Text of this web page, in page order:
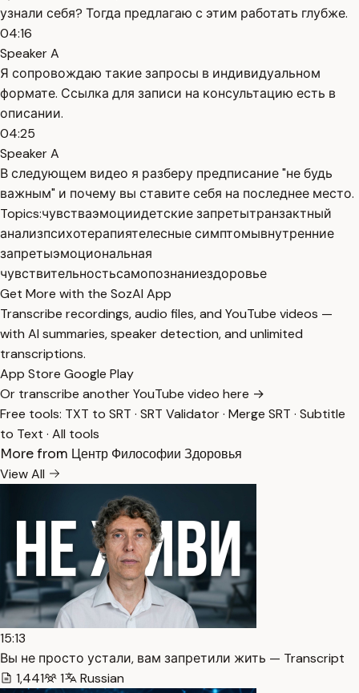
узнали себя? Тогда предлагаю с этим работать глубже.
04:16
Speaker A
Я сопровождаю такие запросы в индивидуальном
формате. Ссылка для записи на консультацию есть в
описании.
04:25
Speaker A
В следующем видео я разберу предписание "не будь
важным" и почему вы ставите себя на последнее место.
Topics:чувстваэмоциидетские запретытранзактный
анализпсихотерапиятелесные симптомывнутренние
запретыэмоциональная
чувствительностьсамопознаниездоровье
Get More with the SozAI App
Transcribe recordings, audio files, and YouTube videos —
with AI summaries, speaker detection, and unlimited
transcriptions.
App Store Google Play
Or transcribe another YouTube video here →
Free tools: TXT to SRT · SRT Validator· Merge SRT · Subtitle
to Text · All tools
More from Центр Философии Здоровья
View All
15:13
Вы не просто устали, вам запретили жить — Transcript
1,441
1 Russian